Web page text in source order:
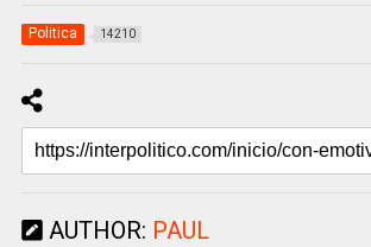
Politica 14210
AUTHOR: PAUL